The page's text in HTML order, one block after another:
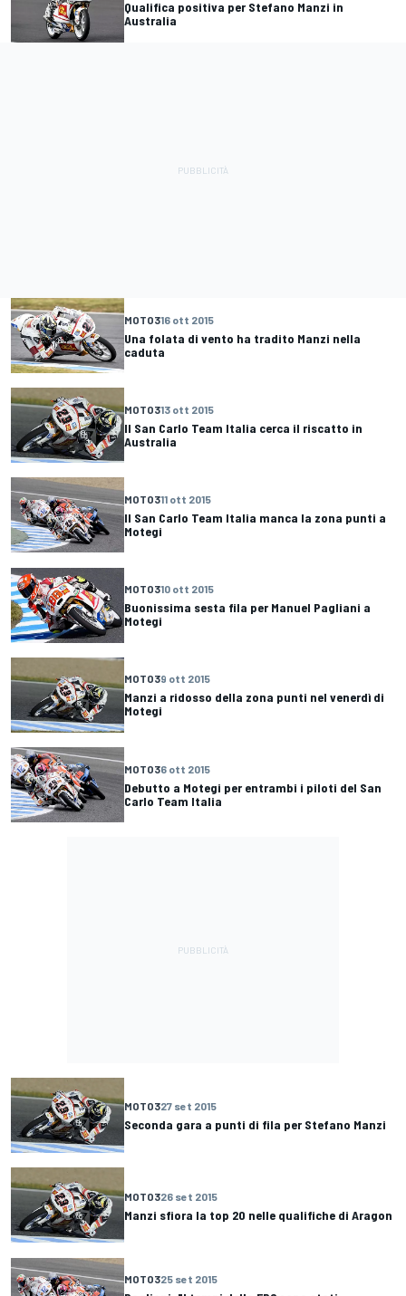
Qualifica positiva per Stefano Manzi in
Australia
MOTO316 ott 2015
Una folata di vento ha tradito Manzi nella
caduta
MOTO313 ott 2015
Il San Carlo Team Italia cerca il riscatto in
Australia
MOTO311 ott 2015
Il San Carlo Team Italia manca la zona punti a
Motegi
MOTO310 ott 2015
Buonissima sesta fila per Manuel Pagliani a
Motegi
MOTO39 ott 2015
Manzi a ridosso della zona punti nel venerdì di
Motegi
MOTO36 ott 2015
Debutto a Motegi per entrambi i piloti del San
Carlo Team Italia
MOTO327 set 2015
Seconda gara a punti di fila per Stefano Manzi
MOTO326 set 2015
Manzi sfiora la top 20 nelle qualifiche di Aragon
MOTO325 set 2015